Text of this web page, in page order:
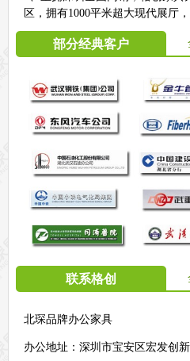
区，拥有1000平米超大现代展厅
部分经典客户
联系格创
北琛品牌办公家具
办公地址： 深圳市宝安区宏发创